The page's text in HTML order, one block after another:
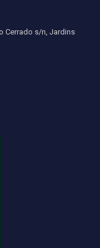
Cerrado s/n, Jardins